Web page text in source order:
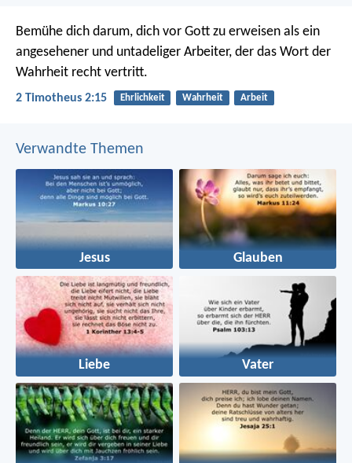
Bemühe dich darum, dich vor Gott zu erweisen als ein
angesehener und untadeliger Arbeiter, der das Wort der
Wahrheit recht vertritt.
2 Timotheus 2:15 Ehrlichkeit Wahrheit Arbeit
Verwandte Themen
Jesus Glauben
Liebe Vater